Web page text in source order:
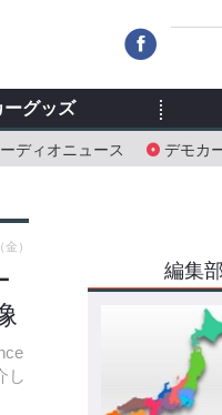
ディオニュース デモカ
ーグッズ
し
）
編集